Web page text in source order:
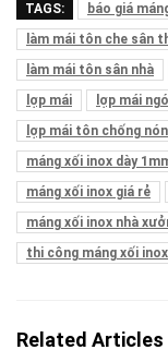
TAGS: báo giá
làm mái tôn che sân
làm mái tôn sân nhà
lợp mái
lợp mái
lợp mái tôn chống
máng xối inox dày
máng xối inox giá rẻ
máng xối inox nhà
thi công máng xối
Related Articles